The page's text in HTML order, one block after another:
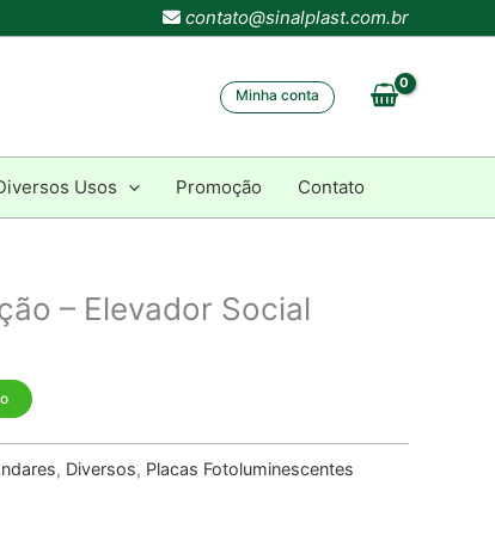
contato@sinalplast.com.br
Minha conta
Usos Promoção Contato
– Elevador Social
, Diversos, Placas Fotoluminescentes